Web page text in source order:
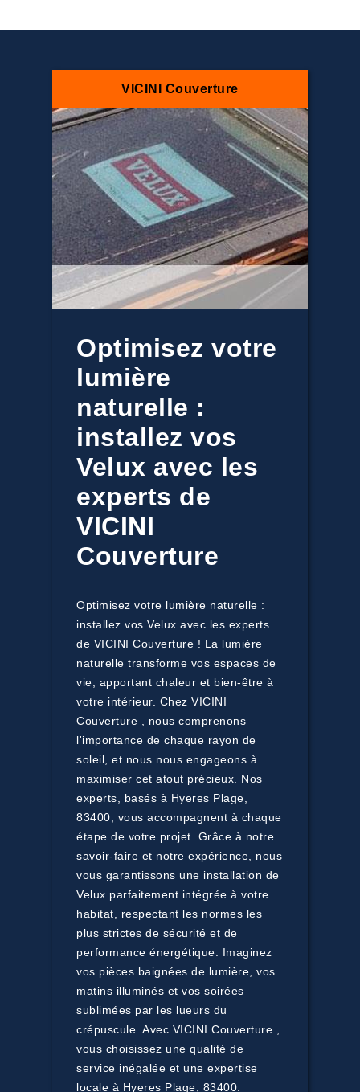
VICINI Couverture
Optimisez votre
lumière
naturelle :
installez vos
Velux avec les
experts de
VICINI
Couverture
Optimisez votre lumière naturelle :
installez vos Velux avec les experts
de VICINI Couverture ! La lumière
naturelle transforme vos espaces de
vie, apportant chaleur et bien-être à
votre intérieur. Chez VICINI
Couverture , nous comprenons
l'importance de chaque rayon de
soleil, et nous nous engageons à
maximiser cet atout précieux. Nos
experts, basés à Hyeres Plage,
83400, vous accompagnent à chaque
étape de votre projet. Grâce à notre
savoir-faire et notre expérience, nous
vous garantissons une installation de
Velux parfaitement intégrée à votre
habitat, respectant les normes les
plus strictes de sécurité et de
performance énergétique. Imaginez
vos pièces baignées de lumière, vos
matins illuminés et vos soirées
sublimées par les lueurs du
crépuscule. Avec VICINI Couverture ,
vous choisissez une qualité de
service inégalée et une expertise
locale à Hyeres Plage, 83400.